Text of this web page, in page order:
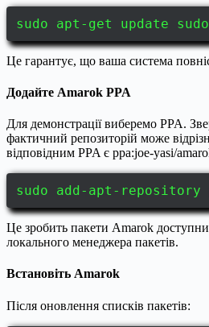
sudo apt-get update
Це гарантує, що ваша система
Додайте Amarok PPA
Для демонстрації виберемо PPA.
фактичний репозиторій може
відповідним PPA є ppa:joe-yasi/
sudo add-apt-repository
Це зробить пакети Amarok
локального менеджера пакетів.
Встановіть Amarok
Після оновлення списків пакетів: